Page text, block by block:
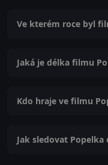
Ve kterém roce byl
Jaká je délka filmu
Kdo hraje ve filmu
Jak sledovat Popelka